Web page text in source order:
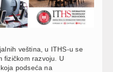
veština, u ITHS-u se
fizičkom razvoju. U
podseća na